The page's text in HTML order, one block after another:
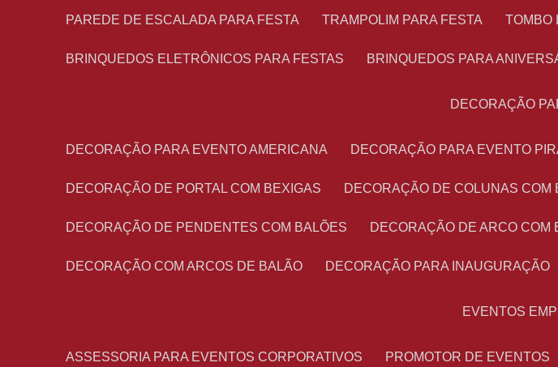
PAREDE DE ESCALADA PARA FESTA TRAMPOLIM PARA FESTA
BRINQUEDOS ELETRÔNICOS PARA FESTAS BRINQUEDOS PARA
DECORAÇÃO
DECORAÇÃO PARA EVENTO AMERICANA DECORAÇÃO PARA EVENTO
DECORAÇÃO DE PORTAL COM BEXIGAS DECORAÇÃO DE COLUNAS COM
DECORAÇÃO DE PENDENTES COM BALÕES DECORAÇÃO DE ARCO COM
DECORAÇÃO COM ARCOS DE BALÃO DECORAÇÃO PARA INAUGURAÇÃO
EVENTOS
ASSESSORIA PARA EVENTOS CORPORATIVOS PROMOTOR DE EVENTOS